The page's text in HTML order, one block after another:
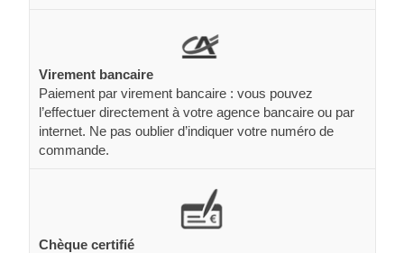
Virement bancaire
Paiement par virement bancaire : vous pouvez
l’effectuer directement à votre agence bancaire ou par
internet. Ne pas oublier d’indiquer votre numéro de
commande.
Chèque certifié